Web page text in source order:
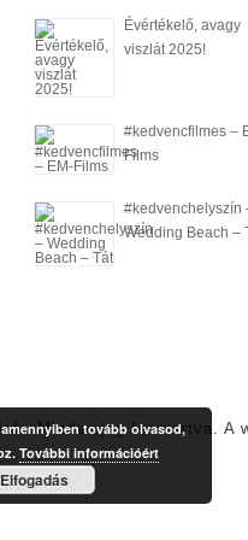
Évértékelő, avagy
viszlát 2025!
#kedvencfilmes –
Films
#kedvenchelyszín
Wedding Beach –
- Minden jog fenntartva.
tovább olvasod,
További információért
Elfogadás